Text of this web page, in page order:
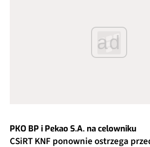
ad
PKO BP i Pekao S.A. na celowniku
CSiRT KNF ponownie ostrzega